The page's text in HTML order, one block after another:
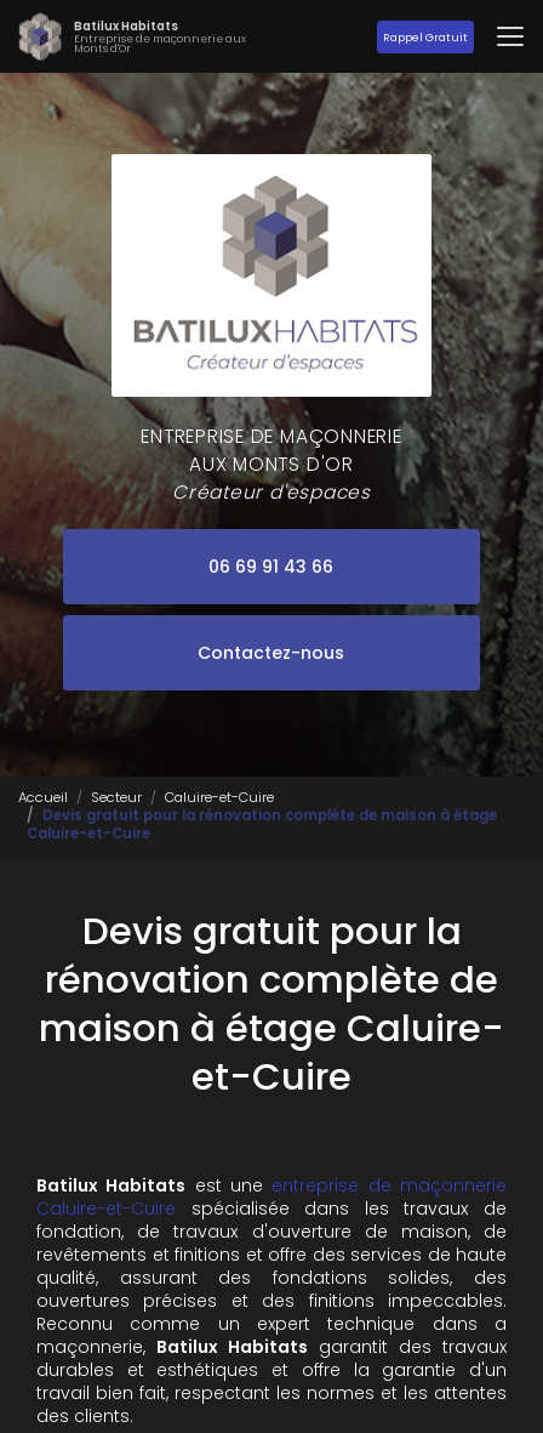
Aller
au
contenu
principal
Batilux Habitats
Entreprise de maçonnerie aux
Monts d'Or
Rappel Gratuit
ENTREPRISE DE MAÇONNERIE
AUX MONTS D'OR
Créateur d'espaces
06 69 91 43 66
Contactez-nous
Accueil Secteur
Caluire-et-Cuire
Devis gratuit pour la rénovation complète de maison à étage
Caluire-et-Cuire
Devis gratuit pour la
rénovation complète de
maison à étage Caluire-
et-Cuire
Batilux Habitats est une entreprise de maçonnerie
Caluire-et-Cuire spécialisée dans les travaux de
fondation, de travaux d'ouverture de maison, de
revêtements et finitions et offre des services de haute
qualité, assurant des fondations solides, des
ouvertures précises et des finitions impeccables.
Reconnu comme un expert technique dans a
maçonnerie, Batilux Habitats garantit des travaux
durables et esthétiques et offre la garantie d'un
travail bien fait, respectant les normes et les attentes
des clients.